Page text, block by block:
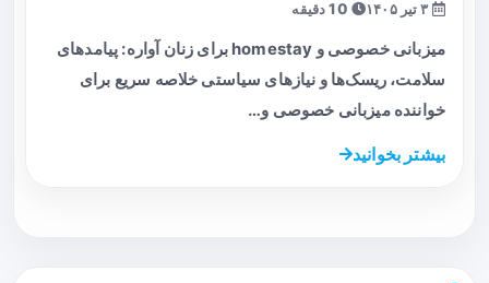
میزبانی خصوصی و homestay برای زنان آواره: پیامدهای
سلامت، ریسک‌ها و نیازهای سیاستی خلاصه سریع برای
خواننده میزبانی خصوصی و…
بیشتر بخوانید